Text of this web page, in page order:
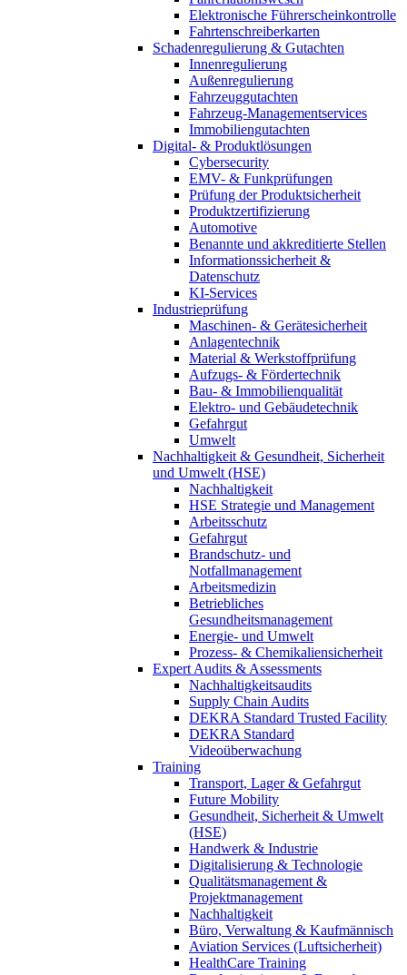
Elektronische Führerscheinkontrolle
Fahrtenschreiberkarten
Schadenregulierung & Gutachten
Innenregulierung
Außenregulierung
Fahrzeuggutachten
Fahrzeug-Managementservices
Immobiliengutachten
Digital- & Produktlösungen
Cybersecurity
EMV- & Funkprüfungen
Prüfung der Produktsicherheit
Produktzertifizierung
Automotive
Benannte und akkreditierte Stellen
Informationssicherheit &
Datenschutz
KI-Services
Industrieprüfung
Maschinen- & Gerätesicherheit
Anlagentechnik
Material & Werkstoffprüfung
Aufzugs- & Fördertechnik
Bau- & Immobilienqualität
Elektro- und Gebäudetechnik
Gefahrgut
Umwelt
Nachhaltigkeit & Gesundheit, Sicherheit
und Umwelt (HSE)
Nachhaltigkeit
HSE Strategie und Management
Arbeitsschutz
Gefahrgut
Brandschutz- und
Notfallmanagement
Arbeitsmedizin
Betriebliches
Gesundheitsmanagement
Energie- und Umwelt
Prozess- & Chemikaliensicherheit
Expert Audits & Assessments
Nachhaltigkeitsaudits
Supply Chain Audits
DEKRA Standard Trusted Facility
DEKRA Standard
Videoüberwachung
Training
Transport, Lager & Gefahrgut
Future Mobility
Gesundheit, Sicherheit & Umwelt
(HSE)
Handwerk & Industrie
Digitalisierung & Technologie
Qualitätsmanagement &
Projektmanagement
Nachhaltigkeit
Büro, Verwaltung & Kaufmännisch
Aviation Services (Luftsicherheit)
HealthCare Training